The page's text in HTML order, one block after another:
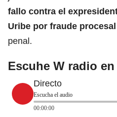
fallo contra el
Uribe por fraude procesal
penal.
Escuhe W radio
Directo
Escucha el audio
00:00:00